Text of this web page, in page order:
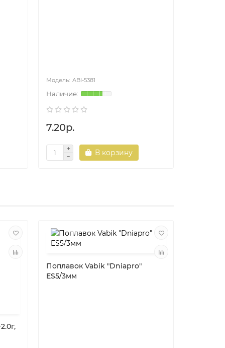
ABI-5381
7.20р.
В корзину
Поплавок Vabik "Dniapro"
ES5/3мм